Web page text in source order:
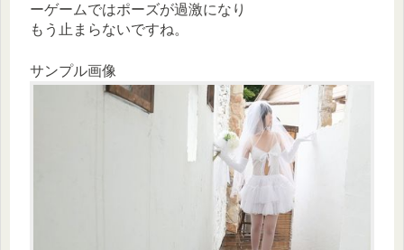
ーゲームではポーズが過激になり
もう止まらないですね。
サンプル画像